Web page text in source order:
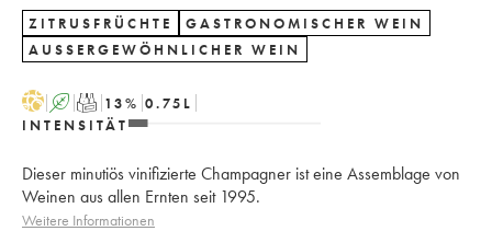
ZITRUSFRÜCHTE
GASTRONOMISCHER WEIN
AUSSERGEWÖHNLICHER WEIN
H A T 13% 0.75 L
INTENSITÄT
Dieser minutiös vinifizierte Champagner ist eine Assemblage von
Weinen aus allen Ernten seit 1995.
Weitere Informationen